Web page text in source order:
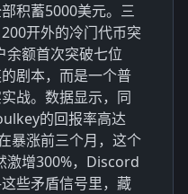
积蓄5000美元。三
开外的冷门代币突
余额首次突破七位
剧本，而是一个普
战。数据显示，同
的回报率高达
暴涨前三个月，这个
激增300%，Discord
些矛盾信号里，藏